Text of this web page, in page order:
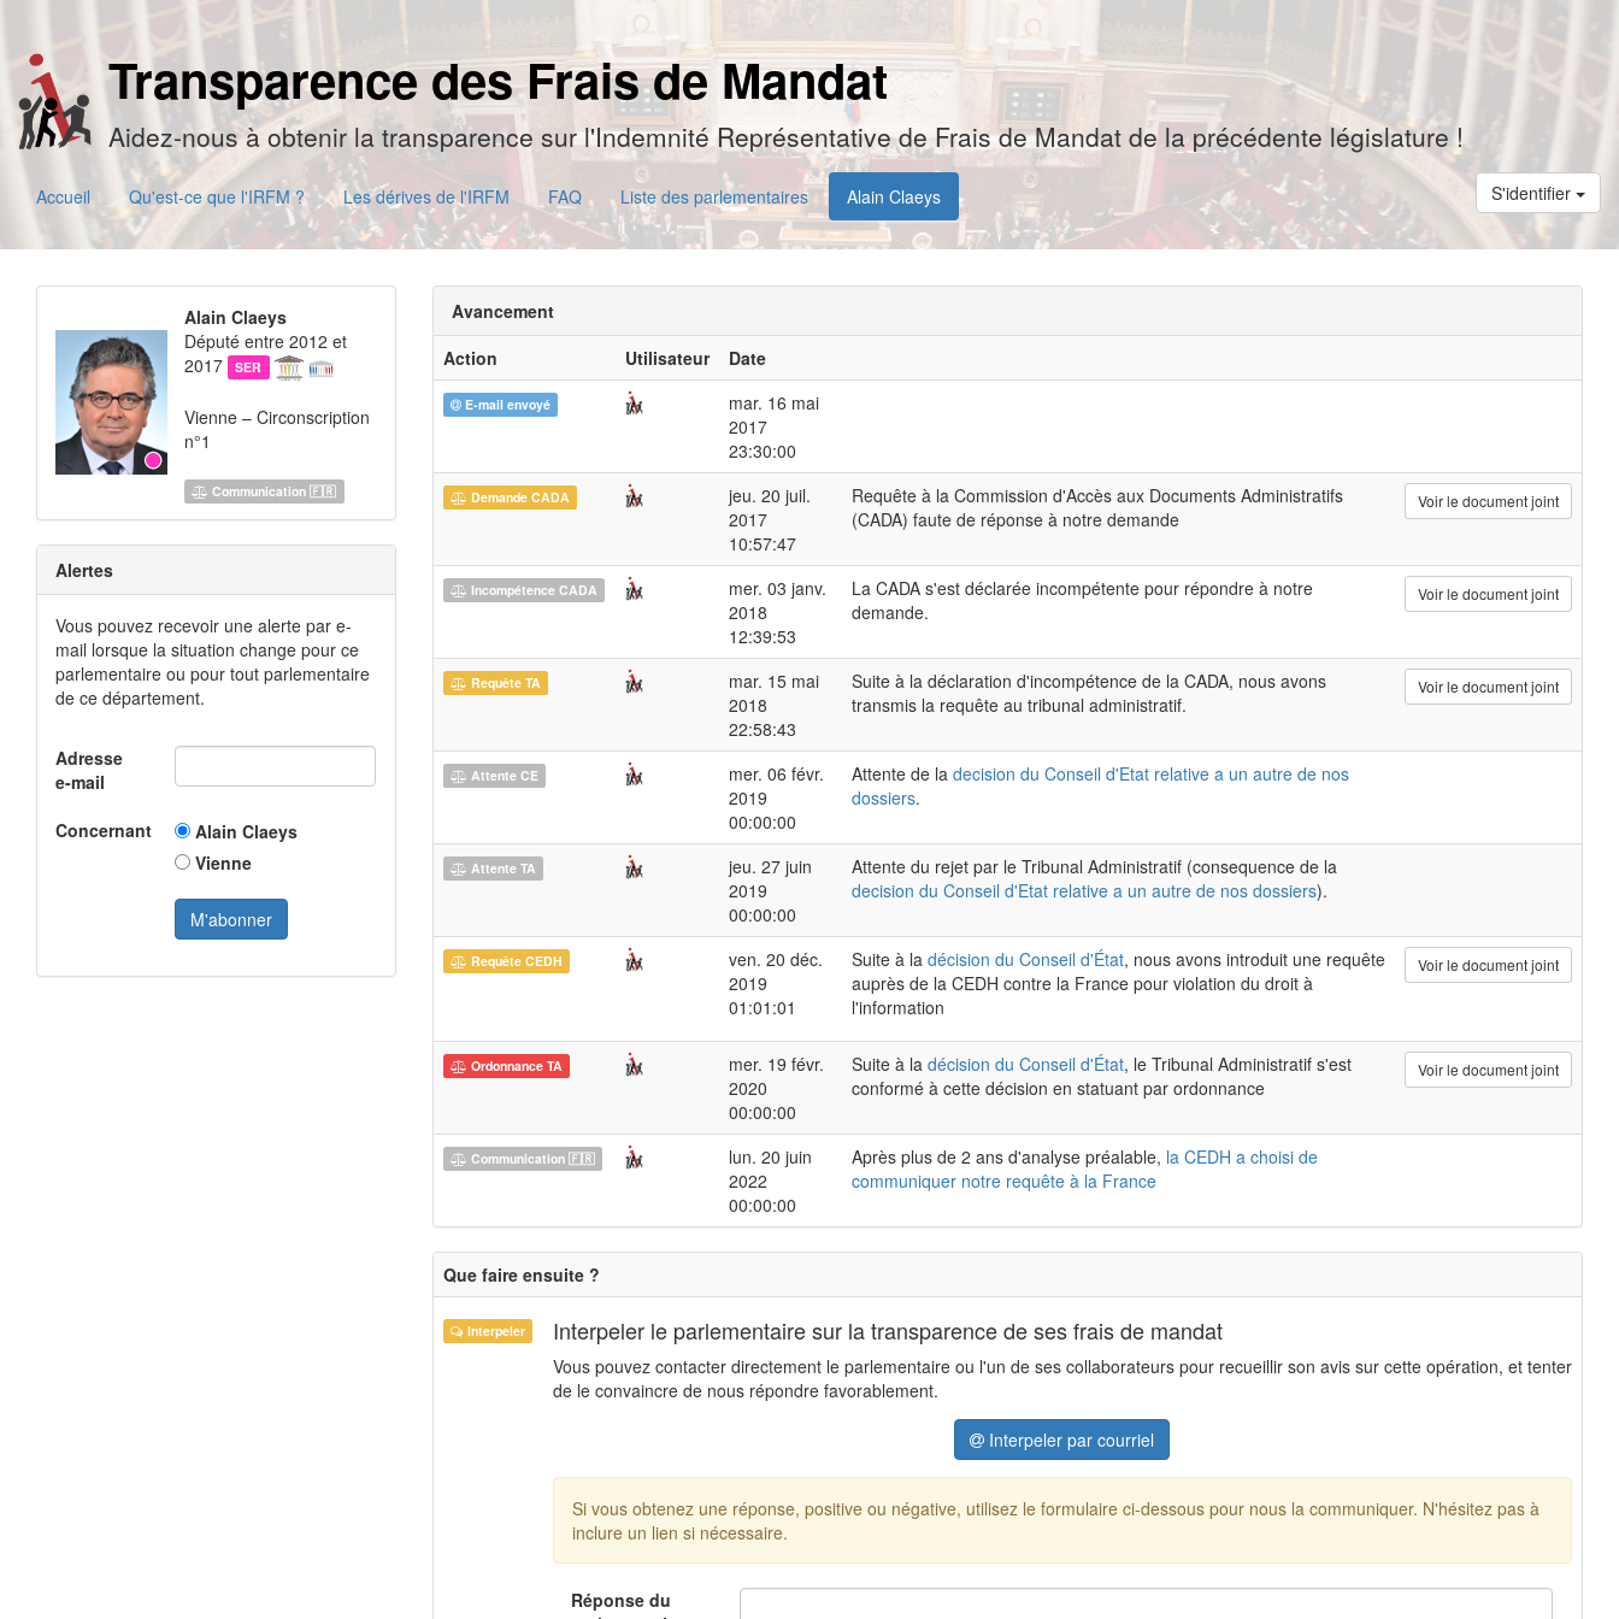
Transparence des Frais de Mandat
Aidez-nous à obtenir la transparence sur l'Indemnité Représentative de Frais de Mandat de la précédente législature !
Accueil Qu'est-ce que l'IRFM ? Les dérives de l'IRFM FAQ Liste des parlementaires Alain Claeys S'identifier
Alain Claeys
Député entre 2012 et
2017
SER
Vienne – Circonscription
n°1
Communication 🇫🇷
Alertes
Vous pouvez recevoir une alerte par e-
mail lorsque la situation change pour ce
parlementaire ou pour tout parlementaire
de ce département.
Adresse
e-mail
Concernant
Alain Claeys
Vienne
Avancement
Action
Utilisateur Date
E-mail envoyé
mar. 16 mai
2017
23:30:00
Demande CADA
jeu. 20 juil.
2017
10:57:47
Requête à la Commission d'Accès aux Documents Administratifs
(CADA) faute de réponse à notre demande
Voir le document joint
Incompétence CADA
mer. 03 janv.
2018
12:39:53
La CADA s'est déclarée incompétente pour répondre à notre
demande.
Voir le document joint
Requête TA
mar. 15 mai
2018
22:58:43
Suite à la déclaration d'incompétence de la CADA, nous avons
transmis la requête au tribunal administratif.
Voir le document joint
Attente CE
mer. 06 févr.
2019
00:00:00
Attente de la decision du Conseil d'Etat relative a un autre de nos
dossiers.
Attente TA
jeu. 27 juin
2019
00:00:00
Attente du rejet par le Tribunal Administratif (consequence de la
decision du Conseil d'Etat relative a un autre de nos dossiers).
Requête CEDH
ven. 20 déc.
2019
01:01:01
Suite à la décision du Conseil d'État, nous avons introduit une requête
auprès de la CEDH contre la France pour violation du droit à
l'information
Voir le document joint
Ordonnance TA
mer. 19 févr.
2020
00:00:00
Suite à la décision du Conseil d'État, le Tribunal Administratif s'est
conformé à cette décision en statuant par ordonnance
Voir le document joint
Communication 🇫🇷
lun. 20 juin
2022
00:00:00
Après plus de 2 ans d'analyse préalable, la CEDH a choisi de
communiquer notre requête à la France
Que faire ensuite ?
Interpeler Interpeler le parlementaire sur la transparence de ses frais de mandat
Vous pouvez contacter directement le parlementaire ou l'un de ses collaborateurs pour recueillir son avis sur cette opération, et tenter
de le convaincre de nous répondre favorablement.
Interpeler par courriel
Si vous obtenez une réponse, positive ou négative, utilisez le formulaire ci-dessous pour nous la communiquer. N'hésitez pas à
inclure un lien si nécessaire.
Réponse du